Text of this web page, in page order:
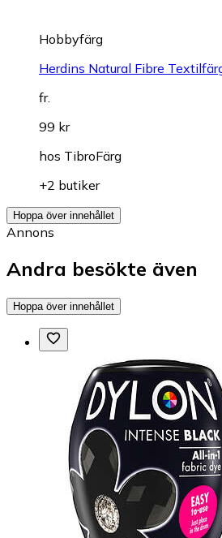
Hobbyfärg
Herdins Natural Fibre
fr.
99 kr
hos TibroFärg
+2 butiker
Hoppa över innehållet
Annons
Andra besökte även
Hoppa över innehållet